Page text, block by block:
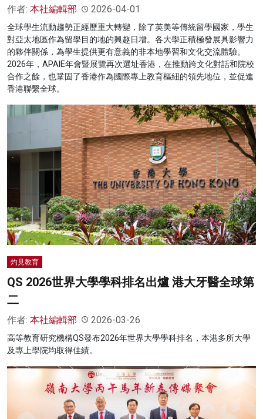
作者: 本社編輯部 2026-04-01
全球學生流動趨勢正經歷重大轉變，除了英美等傳統留學國家，學生
對亞太地區作為留學目的地的興趣日增。各大學正積極發展具影響力
的夥伴關係，為學生提供更有意義的非本地學習和文化交流體驗。
2026年，APAIE年會暨展覽再次選址香港，在推動跨文化對話和院校
合作之餘，也鞏固了香港作為國際專上教育樞紐的領先地位，並促進
香港聯繫全球。
灼見教育
QS 2026世界大學學科排名出爐 港大牙醫全球第
二
作者: 本社編輯部 2026-03-26
高等教育研究機構QS發布2026年世界大學學科排名，本港多所大學
及專上學院均取得佳績。